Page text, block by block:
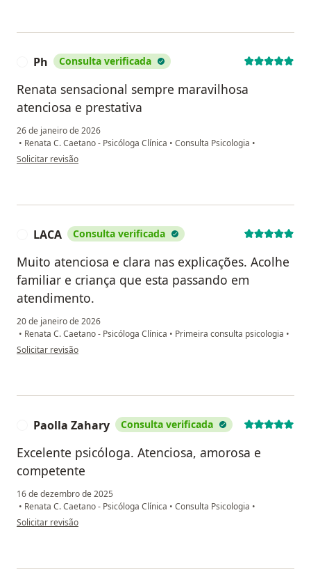
Ph Consulta verificada
Renata sensacional sempre maravilhosa
atenciosa e prestativa
26 de janeiro de 2026
• Renata C. Caetano - Psicóloga Clínica • Consulta Psicologia •
na opinião do utilizador Ph
Solicitar revisão
LACA Consulta verificada
Muito atenciosa e clara nas explicações. Acolhe
familiar e criança que esta passando em
atendimento.
20 de janeiro de 2026
• Renata C. Caetano - Psicóloga Clínica • Primeira consulta psicologia •
na opinião do utilizador LACA
Solicitar revisão
Paolla Zahary Consulta verificada
Excelente psicóloga. Atenciosa, amorosa e
competente
16 de dezembro de 2025
• Renata C. Caetano - Psicóloga Clínica • Consulta Psicologia •
na opinião do utilizador Paolla Zahary
Solicitar revisão